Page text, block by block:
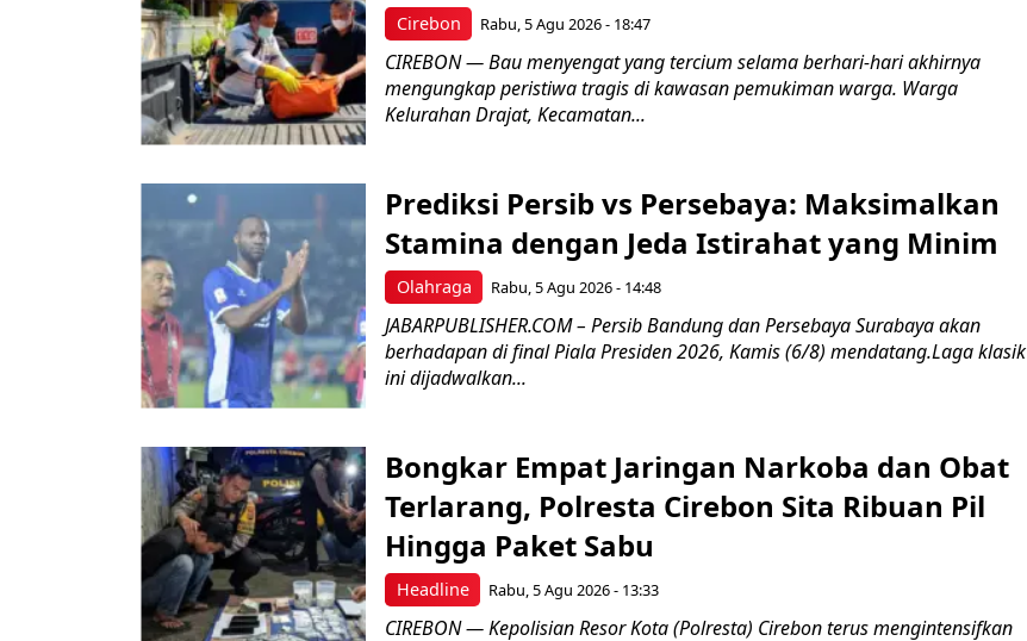
Cirebon Rabu, 5 Agu 2026 - 18:47
CIREBON — Bau menyengat yang tercium selama berhari-hari akhirnya
mengungkap peristiwa tragis di kawasan pemukiman warga. Warga
Kelurahan Drajat, Kecamatan...
Olahraga
Prediksi Persib vs Persebaya: Maksimalkan
Stamina dengan Jeda Istirahat yang Minim
Rabu, 5 Agu 2026 - 14:48
JABARPUBLISHER.COM – Persib Bandung dan Persebaya Surabaya akan
berhadapan di final Piala Presiden 2026, Kamis (6/8) mendatang.Laga klasik
ini dijadwalkan...
Headline
Bongkar Empat Jaringan Narkoba dan Obat
Terlarang, Polresta Cirebon Sita Ribuan Pil
Hingga Paket Sabu
Rabu, 5 Agu 2026 - 13:33
​CIREBON — Kepolisian Resor Kota (Polresta) Cirebon terus mengintensifkan